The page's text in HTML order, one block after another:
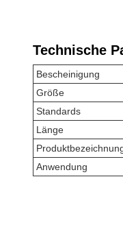
Technische
Bescheinigung
Größe
Standards
Länge
Anwendung